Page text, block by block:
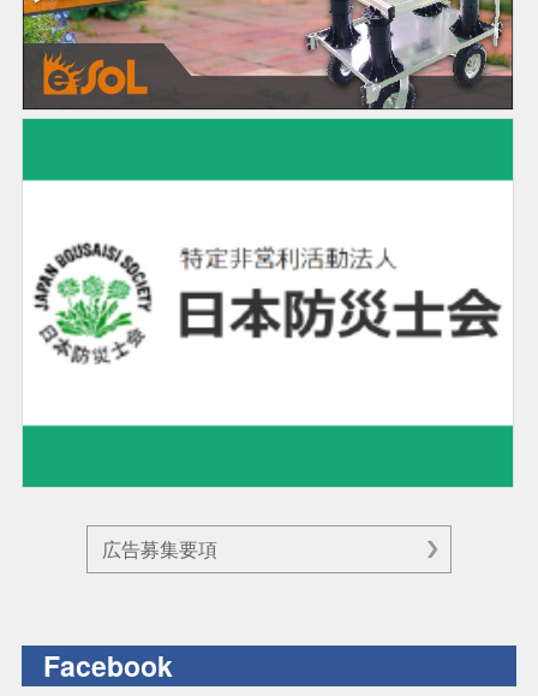
広告募集要項
Facebook